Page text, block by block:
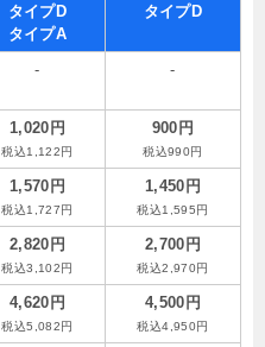
タイプD
タイプA
タイプD
- -
1,020円
税込1,122円
900円
税込990円
1,570円
税込1,727円
1,450円
税込1,595円
2,820円
税込3,102円
2,700円
税込2,970円
4,620円
税込5,082円
4,500円
税込4,950円